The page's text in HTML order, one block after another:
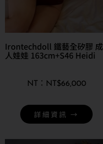
Irontechdoll 鐵藝全矽膠 成
人娃娃 163cm+S46 Heidi
NT$66,000
詳細資訊 →